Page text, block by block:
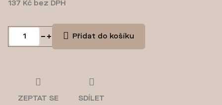
137 Kč bez DPH
Přidat do košíku
ZEPTAT SE SDÍLET